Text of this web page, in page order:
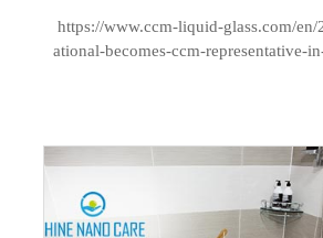
https://www.ccm-liquid-glass.com/
ational-becomes-ccm-representative-